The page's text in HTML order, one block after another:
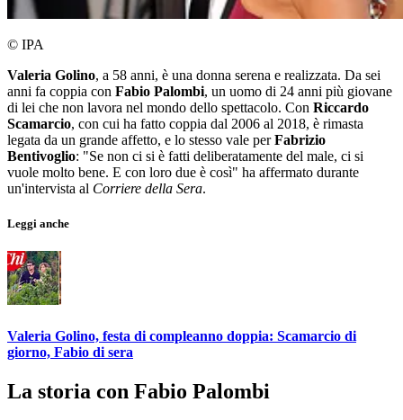
© IPA
Valeria Golino, a 58 anni, è una donna serena e realizzata. Da sei
anni fa coppia con Fabio Palombi, un uomo di 24 anni più giovane
di lei che non lavora nel mondo dello spettacolo. Con Riccardo
Scamarcio, con cui ha fatto coppia dal 2006 al 2018, è rimasta
legata da un grande affetto, e lo stesso vale perFabrizio
Bentivoglio: "Se non ci si è fatti deliberatamente del male, ci si
vuole molto bene. E con loro due è così" ha affermato durante
un'intervista al Corriere della Sera.
Leggi anche
Valeria Golino, festa di compleanno doppia: Scamarcio di
giorno, Fabio di sera
La storia con Fabio Palombi